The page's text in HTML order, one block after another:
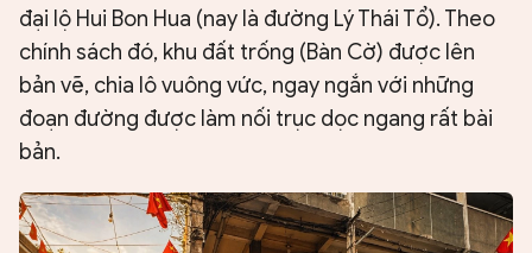
đại lộ Hui Bon Hua (nay là đường Lý Thái Tổ). Theo
chính sách đó, khu đất trống (Bàn Cờ) được lên
bản vẽ, chia lô vuông vức, ngay ngắn với những
đoạn đường được làm nối trục dọc ngang rất bài
bản.